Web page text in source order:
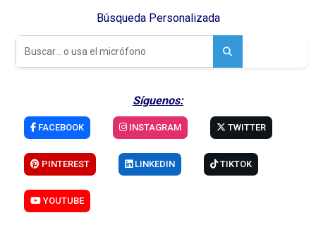
Búsqueda Personalizada
Síguenos:
FACEBOOK INSTAGRAM TWITTER
PINTEREST LINKEDIN TIKTOK
YOUTUBE